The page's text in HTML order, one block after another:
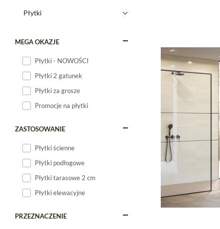
MEGA OKAZJE
Płytki - NOWOŚCI
Płytki 2 gatunek
Płytki za grosze
Promocje na płytki
ZASTOSOWANIE
Płytki ścienne
Płytki podłogowe
Płytki tarasowe 2 cm
Płytki elewacyjne
PRZEZNACZENIE